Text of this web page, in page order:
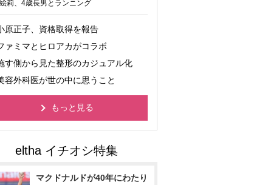
莉、4歳長男とランニング
原正子、資格取得を報告
ァミマとヒロアカがコラボ
す側から見た整形のカジュアル化
容外科医が世の中に思うこと
もっと見る
マクドナルドが40年にわたり